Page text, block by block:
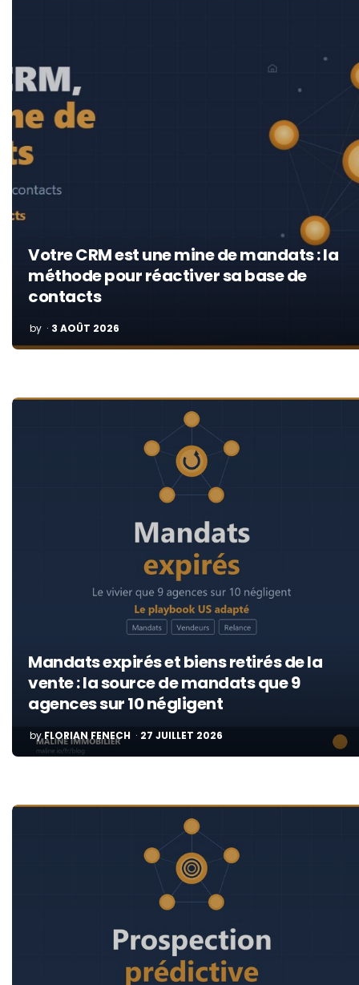
Votre CRM est une mine de mandats : la
méthode pour réactiver sa base de
contacts
POSTED
BY
by 3 AOÛT 2026
Mandats expirés et biens retirés de la
vente : la source de mandats que 9
agences sur 10 négligent
POSTED
BY
byFLORIAN FENECH 27 JUILLET 2026